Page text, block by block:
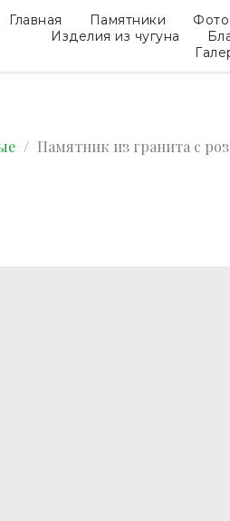
Главная Памятники
Изделия из чугуна
Памятник из гранита с